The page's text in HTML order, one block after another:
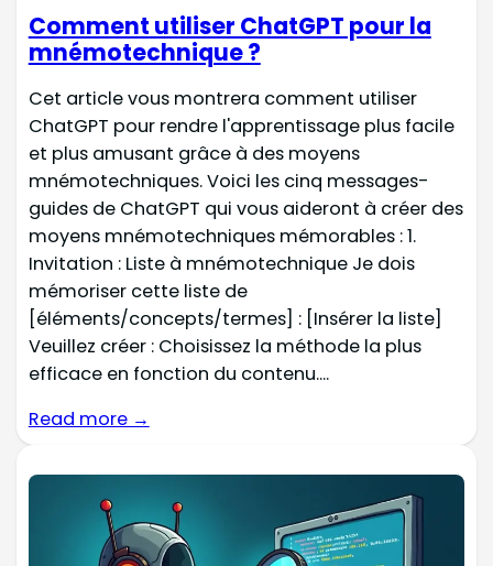
Comment utiliser ChatGPT pour la
mnémotechnique ?
Cet article vous montrera comment utiliser
ChatGPT pour rendre l'apprentissage plus facile
et plus amusant grâce à des moyens
mnémotechniques. Voici les cinq messages-
guides de ChatGPT qui vous aideront à créer des
moyens mnémotechniques mémorables : 1.
Invitation : Liste à mnémotechnique Je dois
mémoriser cette liste de
[éléments/concepts/termes] : [Insérer la liste]
Veuillez créer : Choisissez la méthode la plus
efficace en fonction du contenu....
Read more →